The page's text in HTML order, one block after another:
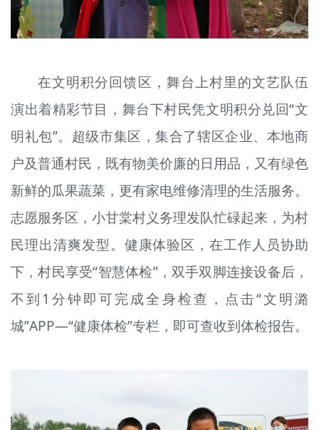
在文明积分回馈区，舞台上村里的文艺队伍
演出着精彩节目，舞台下村民凭文明积分兑回“文
明礼包”。超级市集区，集合了辖区企业、本地商
户及普通村民，既有物美价廉的日用品，又有绿色
新鲜的瓜果蔬菜，更有家电维修清理的生活服务。
志愿服务区，小甘棠村义务理发队忙碌起来，为村
民理出清爽发型。健康体验区，在工作人员协助
下，村民享受“智慧体检”，双手双脚连接设备后，
不到1分钟即可完成全身检查，点击“文明潞
城”APP—“健康体检”专栏，即可查收到体检报告。